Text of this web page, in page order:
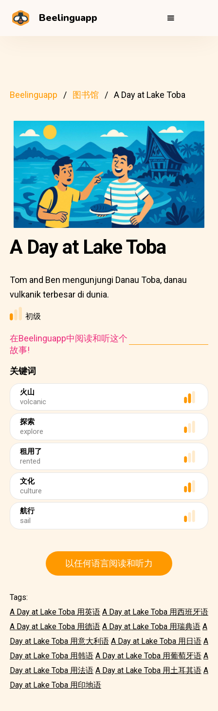
Beelinguapp
Beelinguapp 图书馆 A Day at Lake Toba
关键词
火山
volcanic
探索
explore
租用了
rented
文化
culture
航行
sail
A Day at Lake Toba
Tom and Ben mengunjungi Danau Toba, danau
vulkanik terbesar di dunia.
初级
在Beelinguapp中阅读和听这个
故事!
以任何语言阅读和听力
Tags:
A Day at Lake Toba 用英语 A Day at Lake Toba 用西班牙语
A Day at Lake Toba 用德语 A Day at Lake Toba 用瑞典语 A
Day at Lake Toba 用意大利语 A Day at Lake Toba 用日语 A
Day at Lake Toba 用韩语 A Day at Lake Toba 用葡萄牙语 A
Day at Lake Toba 用法语 A Day at Lake Toba 用土耳其语 A
Day at Lake Toba 用印地语